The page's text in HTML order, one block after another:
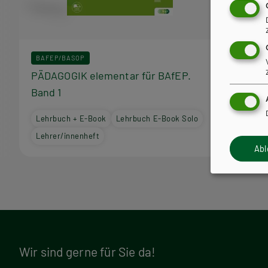
a
m
m
BAFEP/BASOP
PÄDAGOGIK elementar für BAfEP.
Band 1
Lehrbuch + E-Book
Lehrbuch E-Book Solo
Lehrer/innenheft
BAFEP/
Band 2
Lehrer/
Wir sind gerne für Sie da!